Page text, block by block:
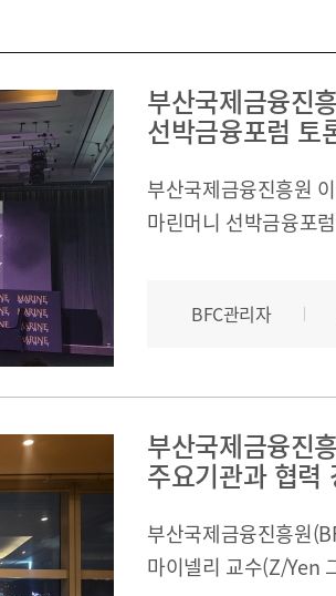
2020
부산국제금융진
선박금융포럼 토
부산국제금융진흥원
마린머니 선박금융포
BFC관리자
부산국제금융진
주요기관과 협력
부산국제금융진흥원
마이넬리 교수(Z/Yen